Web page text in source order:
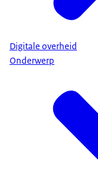
Digitale overheid
Onderwerp